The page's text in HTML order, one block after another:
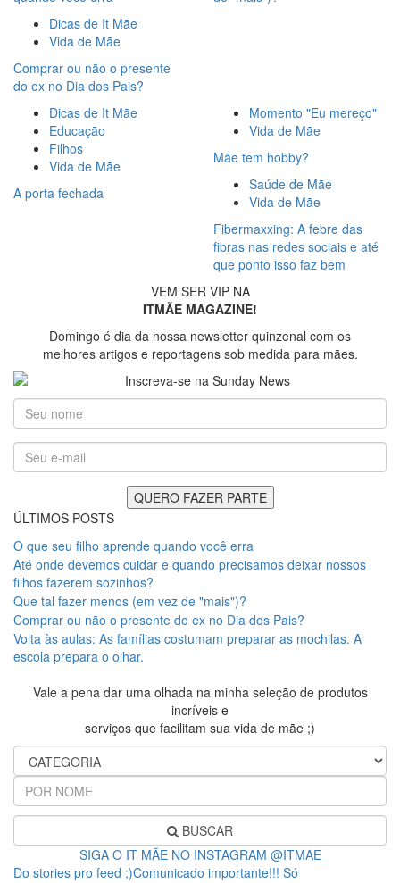
Dicas de It Mãe
Vida de Mãe
Comprar ou não o presente
do ex no Dia dos Pais?
Dicas de It Mãe
Educação
Filhos
Vida de Mãe
A porta fechada
Momento "Eu mereço"
Vida de Mãe
Mãe tem hobby?
Saúde de Mãe
Vida de Mãe
Fibermaxxing: A febre das
fibras nas redes sociais e até
que ponto isso faz bem
VEM SER VIP NA
ITMÃE MAGAZINE!
Domingo é dia da nossa newsletter quinzenal com os
melhores artigos e reportagens sob medida para mães.
ÚLTIMOS POSTS
O que seu filho aprende quando você erra
Até onde devemos cuidar e quando precisamos deixar nossos
filhos fazerem sozinhos?
Que tal fazer menos (em vez de "mais")?
Comprar ou não o presente do ex no Dia dos Pais?
Volta às aulas: As famílias costumam preparar as mochilas. A
escola prepara o olhar.
Vale a pena dar uma olhada na minha seleção de produtos
incríveis e
serviços que facilitam sua vida de mãe ;)
BUSCAR
SIGA O IT MÃE NO INSTAGRAM @ITMAE
Do stories pro feed ;)Comunicado importante!!! Só